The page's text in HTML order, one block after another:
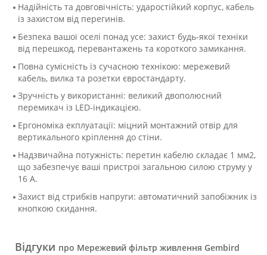
Надійність та довговічність: ударостійкий корпус, кабель
із захистом від перегинів.
Безпека вашої оселі понад усе: захист будь-якої техніки
від перешкод, перевантажень та короткого замикання.
Повна сумісність із сучасною технікою: мережевий
кабель, вилка та розетки євростандарту.
Зручність у використанні: великий двополюсний
перемикач із LED-індикацією.
Ергономіка екплуатації: міцний монтажний отвір для
вертикального кріплення до стіни.
Надзвичайна потужність: перетин кабелю складає 1 мм2,
що забезпечує ваші пристрої загальною силою струму у
16 А.
Захист від стрибків напруги: автоматичний запобіжник із
кнопкою скидання.
Відгуки про Мережевий фільтр живлення Gembird